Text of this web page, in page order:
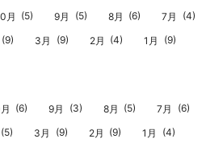
月 (5) 9月 (5) 8月 (6) 7月 (4)
(9) 3月 (9) 2月 (4) 1月 (9)
(6) 9月 (3) 8月 (5) 7月 (6)
(5) 3月 (9) 2月 (9) 1月 (4)